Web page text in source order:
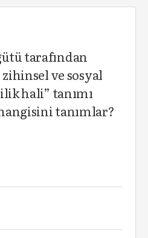
tarafından
ve sosyal
hali” tanımı
tanımlar?